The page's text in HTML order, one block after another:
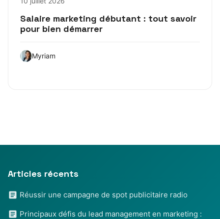
Salaire marketing débutant : tout savoir
pour bien démarrer
Myriam
Articles récents
Réussir une campagne de spot publicitaire radio
Principaux défis du lead management en marketing :